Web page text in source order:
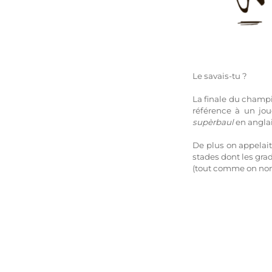
Le savais-tu ?
La finale du
référence à un
supèrbaulen
De plus on
stades dont les
(tout comme on